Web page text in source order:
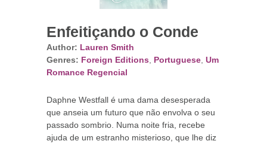
Enfeitiçando o Conde
Author: Lauren Smith
Genres: Foreign Editions Portuguese, Um
Romance Regencial
Daphne Westfall é uma dama desesperada
que anseia um futuro que não envolva o seu
passado sombrio. Numa noite fria, recebe
ajuda de um estranho misterioso, que lhe diz